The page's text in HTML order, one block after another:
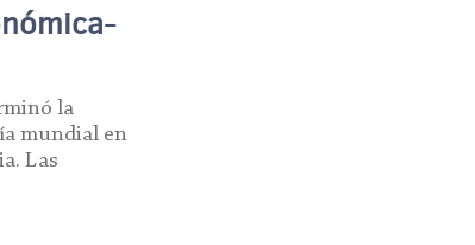
la
mundial en
Las